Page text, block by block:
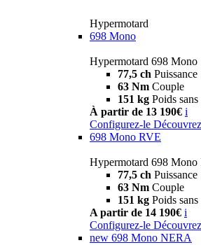
Hypermotard
698 Mono
Hypermotard 698 Mono
77,5 ch Puissance
63 Nm Couple
151 kg Poids
À partir de 13 190€ i
Configurez-le
698 Mono RVE
Hypermotard 698 Mono
77,5 ch Puissance
63 Nm Couple
151 kg Poids
A partir de 14 190€ i
Configurez-le
new 698 Mono NERA